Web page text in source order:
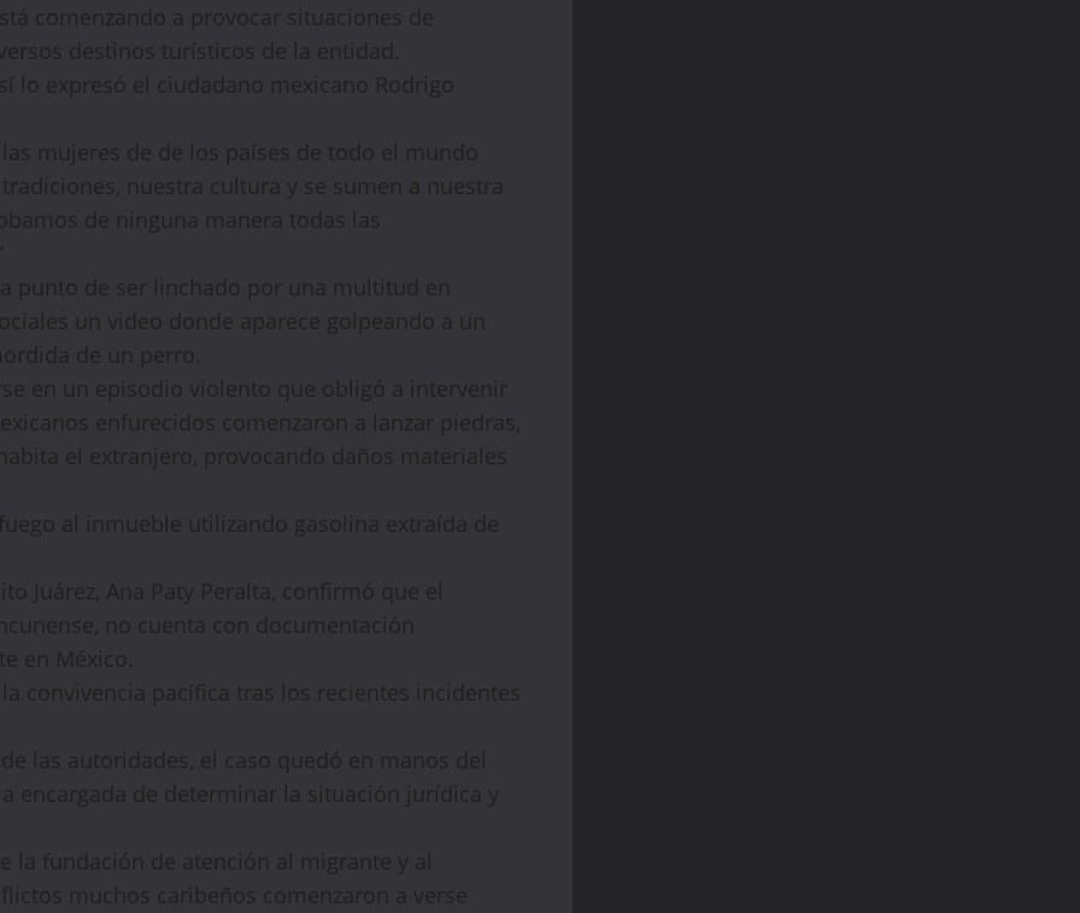
comenzando a provocar situaciones de
destinos turísticos de la entidad.
lo expresó el ciudadano mexicano Rodrigo
mujeres de de los países de todo el mundo
nuestra cultura y se sumen a nuestra
de ninguna manera todas las
punto de ser linchado por una multitud en
un video donde aparece golpeando a un
de un perro.
en un episodio violento que obligó a intervenir
enfurecidos comenzaron a lanzar piedras,
el extranjero, provocando daños materiales
al inmueble utilizando gasolina extraída de
Juárez, Ana Paty Peralta, confirmó que el
no cuenta con documentación
en México.
convivencia pacífica tras los recientes incidentes
las autoridades, el caso quedó en manos del
encargada de determinar la situación jurídica y
la fundación de atención al migrante y al
muchos caribeños comenzaron a verse
🔥 LIMITED TIME OFFER
Sign up today and get 15% offyour first hotel
reservation. No promo code needed — discount applies